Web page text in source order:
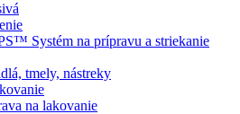
Systém na prípravu a striekanie
tmely, nástreky
na lakovanie